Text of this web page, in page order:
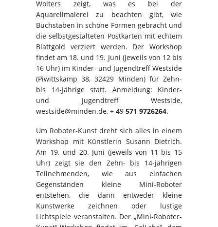
Wolters zeigt, was es bei der
Aquarellmalerei zu beachten gibt, wie
Buchstaben in schöne Formen gebracht und
die selbstgestalteten Postkarten mit echtem
Blattgold verziert werden. Der Workshop
findet am 18. und 19. Juni (jeweils von 12 bis
16 Uhr) im Kinder- und Jugendtreff Westside
(Piwittskamp 38, 32429 Minden) für Zehn-
bis 14-Jährige statt. Anmeldung: Kinder-
und Jugendtreff Westside,
westside@minden.de, + 49 571 9726264.
Um Roboter-Kunst dreht sich alles in einem
Workshop mit Künstlerin Susann Dietrich.
Am 19. und 20. Juni (jeweils von 11 bis 15
Uhr) zeigt sie den Zehn- bis 14-jährigen
Teilnehmenden, wie aus einfachen
Gegenständen kleine Mini-Roboter
entstehen, die dann entweder kleine
Kunstwerke zeichnen oder lustige
Lichtspiele veranstalten. Der „Mini-Roboter-